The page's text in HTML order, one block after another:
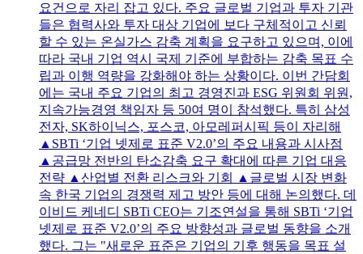
요건으로 자리 잡고 있다. 주요 글로벌 기업과 투자 기관
들은 협력사와 투자 대상 기업에 보다 구체적이고 신뢰
할 수 있는 온실가스 감축 계획을 요구하고 있으며, 이에
따라 국내 기업 역시 국제 기준에 부합하는 감축 목표 수
립과 이행 역량을 강화해야 하는 상황이다. 이번 간담회
에는 국내 주요 기업의 최고 경영진과 ESG 위원회 위원,
지속가능경영 책임자 등 50여 명이 참석했다. 특히 삼성
전자, SK하이닉스, 포스코, 아모레퍼시픽 등이 자리해
▲SBTi ‘기업 넷제로 표준 V2.0’의 주요 내용과 시사점
▲공급망 전반의 탄소감축 요구 확대에 따른 기업 대응
전략 ▲산업별 전환 리스크와 기회 ▲글로벌 시장 변화
속 한국 기업의 경쟁력 제고 방안 등에 대해 논의했다. 데
이비드 케네디 SBTi CEO는 기조연설을 통해 SBTi ‘기업
넷제로 표준 V2.0’의 주요 방향성과 글로벌 동향을 소개
했다. 그는 "새로운 표준은 기업의 기후 행동을 목표 설